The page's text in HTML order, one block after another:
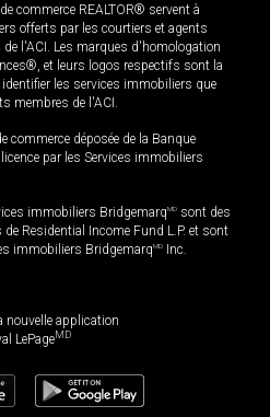
commerce REALTOR® servent à
offerts par les courtiers et agents
l'ACI. Les marques d'homologation
et leurs logos respectifs sont la
les services immobiliers que
membres de l'ACI.
commerce déposée de la Banque
par les Services immobiliers
immobiliers BridgemarqMD sont des
Residential Income Fund L.P. et sont
immobiliers BridgemarqMD Inc.
nouvelle application
LePageMD